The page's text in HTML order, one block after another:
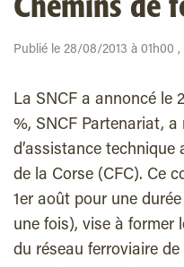
Chemins de
Publié le 28/08/2013 à 01h00
La SNCF a annoncé le
%, SNCF Partenariat,
d’assistance technique
de la Corse (CFC). Ce
1er août pour une
une fois), vise à former
du réseau ferroviaire de